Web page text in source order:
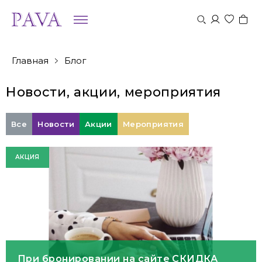
Главная Блог
Новости, акции, мероприятия
Все Новости Акции Мероприятия
АКЦИЯ
При бронировании на сайте СКИДКА